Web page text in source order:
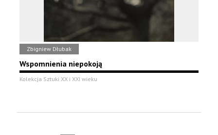
Zbigniew Dłubak
Wspomnienia niepokoją
Kolekcja Sztuki XX i XXI wieku